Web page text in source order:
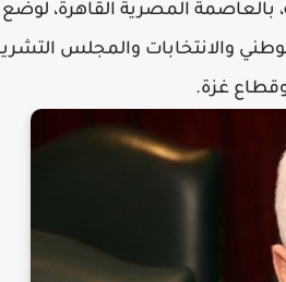
بالعاصمة المصرية القاهرة، لوضع
باتفاق 2011، بشأن المجلس الوطني والانتخابات والمجلس
غزة.